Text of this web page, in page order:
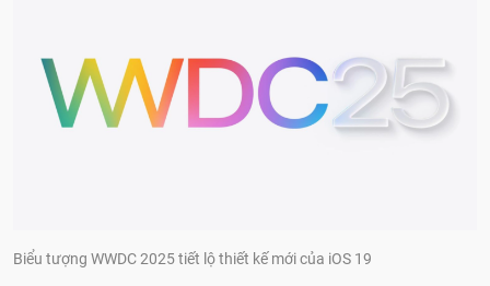
Biểu tượng WWDC 2025 tiết lộ thiết kế mới của iOS 19